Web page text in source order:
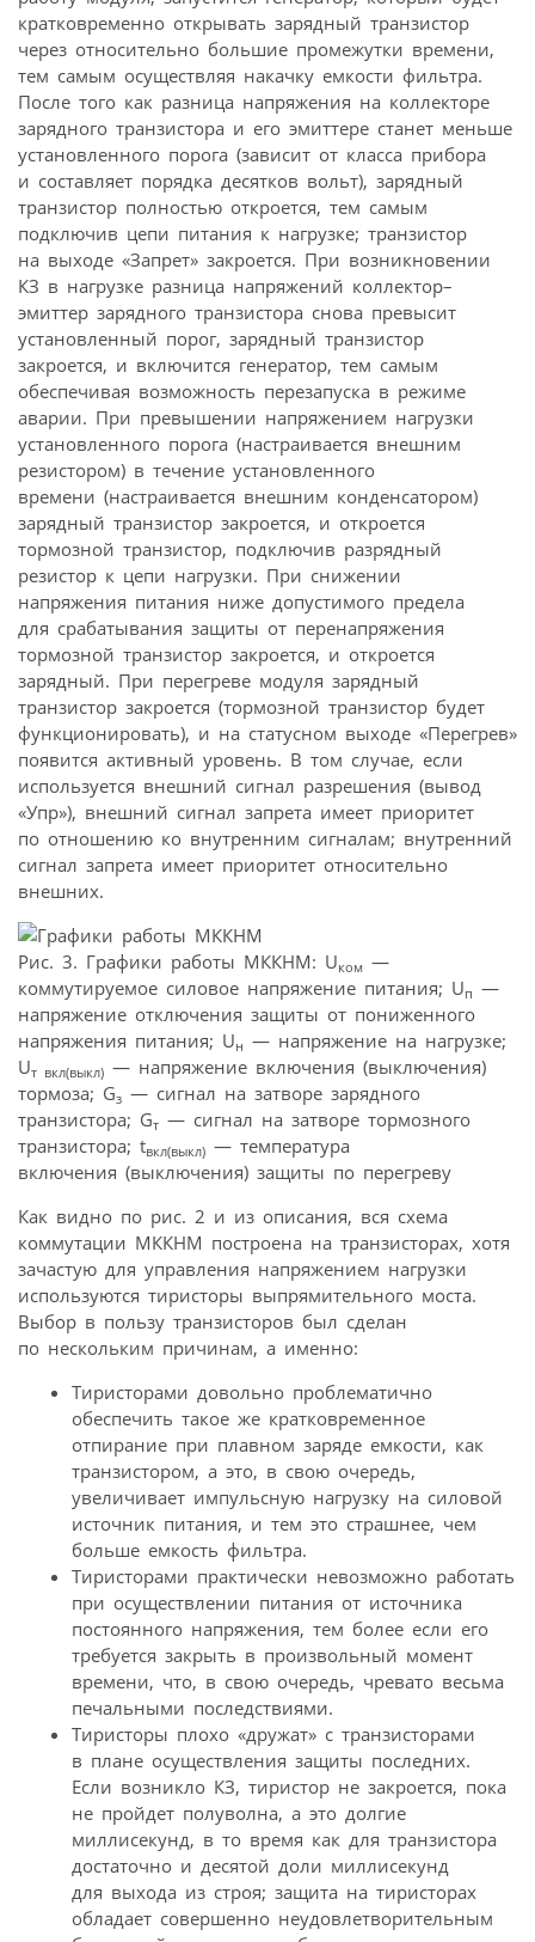
кратковременно открывать зарядный транзистор
через относительно большие промежутки времени,
тем самым осуществляя накачку емкости фильтра.
После того как разница напряжения на коллекторе
зарядного транзистора и его эмиттере станет меньше
установленного порога (зависит от класса прибора
и составляет порядка десятков вольт), зарядный
транзистор полностью откроется, тем самым
подключив цепи питания к нагрузке; транзистор
на выходе «Запрет» закроется. При возникновении
КЗ в нагрузке разница напряжений коллектор–
эмиттер зарядного транзистора снова превысит
установленный порог, зарядный транзистор
закроется, и включится генератор, тем самым
обеспечивая возможность перезапуска в режиме
аварии. При превышении напряжением нагрузки
установленного порога (настраивается внешним
резистором) в течение установленного
времени (настраивается внешним конденсатором)
зарядный транзистор закроется, и откроется
тормозной транзистор, подключив разрядный
резистор к цепи нагрузки. При снижении
напряжения питания ниже допустимого предела
для срабатывания защиты от перенапряжения
тормозной транзистор закроется, и откроется
зарядный. При перегреве модуля зарядный
транзистор закроется (тормозной транзистор будет
функционировать), и на статусном выходе «Перегрев»
появится активный уровень. В том случае, если
используется внешний сигнал разрешения (вывод
«Упр»), внешний сигнал запрета имеет приоритет
по отношению ко внутренним сигналам; внутренний
сигнал запрета имеет приоритет относительно
внешних.
Рис. 3. Графики работы МККНМ: Uком —
коммутируемое силовое напряжение питания; Uп —
напряжение отключения защиты от пониженного
напряжения питания; Uн — напряжение на нагрузке;
Uт вкл(выкл) — напряжение включения (выключения)
тормоза; Gз — сигнал на затворе зарядного
транзистора; Gт — сигнал на затворе тормозного
транзистора; tвкл(выкл) — температура
включения (выключения) защиты по перегреву
Как видно по рис. 2 и из описания, вся схема
коммутации МККНМ построена на транзисторах, хотя
зачастую для управления напряжением нагрузки
используются тиристоры выпрямительного моста.
Выбор в пользу транзисторов был сделан
по нескольким причинам, а именно:
Тиристорами довольно проблематично
обеспечить такое же кратковременное
отпирание при плавном заряде емкости, как
транзистором, а это, в свою очередь,
увеличивает импульсную нагрузку на силовой
источник питания, и тем это страшнее, чем
больше емкость фильтра.
Тиристорами практически невозможно работать
при осуществлении питания от источника
постоянного напряжения, тем более если его
требуется закрыть в произвольный момент
времени, что, в свою очередь, чревато весьма
печальными последствиями.
Тиристоры плохо «дружат» с транзисторами
в плане осуществления защиты последних.
Если возникло КЗ, тиристор не закроется, пока
не пройдет полуволна, а это долгие
миллисекунд, в то время как для транзистора
достаточно и десятой доли миллисекунд
для выхода из строя; защита на тиристорах
обладает совершенно неудовлетворительным